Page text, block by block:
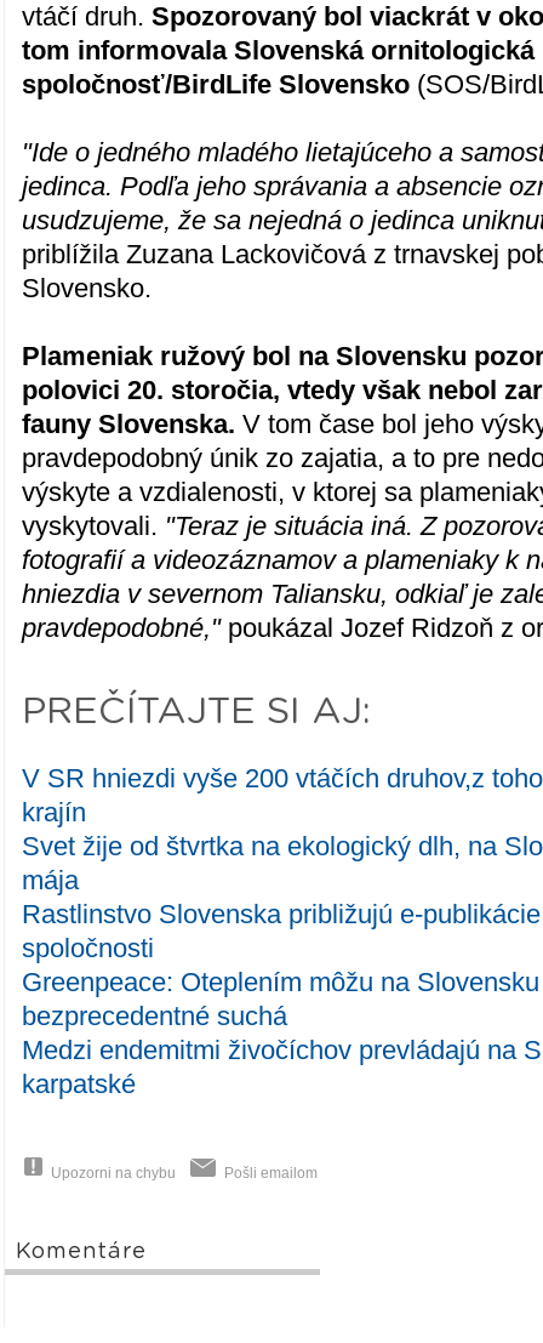
vtáčí druh. Spozorovaný bol viackrát v
tom informovala Slovenská ornitologická
spoločnosť/BirdLife Slovensko (SOS/
"Ide o jedného mladého lietajúceho a
jedinca. Podľa jeho správania a absencie
usudzujeme, že sa nejedná o jedinca
priblížila Zuzana Lackovičová z trnavskej
Slovensko.
Plameniak ružový bol na Slovensku
polovici 20. storočia, vtedy však nebol
fauny Slovenska. V tom čase bol jeho
pravdepodobný únik zo zajatia, a to pre
výskyte a vzdialenosti, v ktorej sa
vyskytovali. "Teraz je situácia iná. Z
fotografií a videozáznamov a plameniaky k
hniezdia v severnom Taliansku, odkiaľ je
pravdepodobné,"poukázal Jozef Ridzoň z
PREČÍTAJTE SI AJ:
V SR hniezdi vyše 200 vtáčích druhov,z
krajín
Svet žije od štvrtka na ekologický dlh, na
mája
Rastlinstvo Slovenska približujú e-
spoločnosti
Greenpeace: Oteplením môžu na
bezprecedentné suchá
Medzi endemitmi živočíchov prevládajú na
karpatské
Upozorni na chybu Pošli emailom
Komentáre